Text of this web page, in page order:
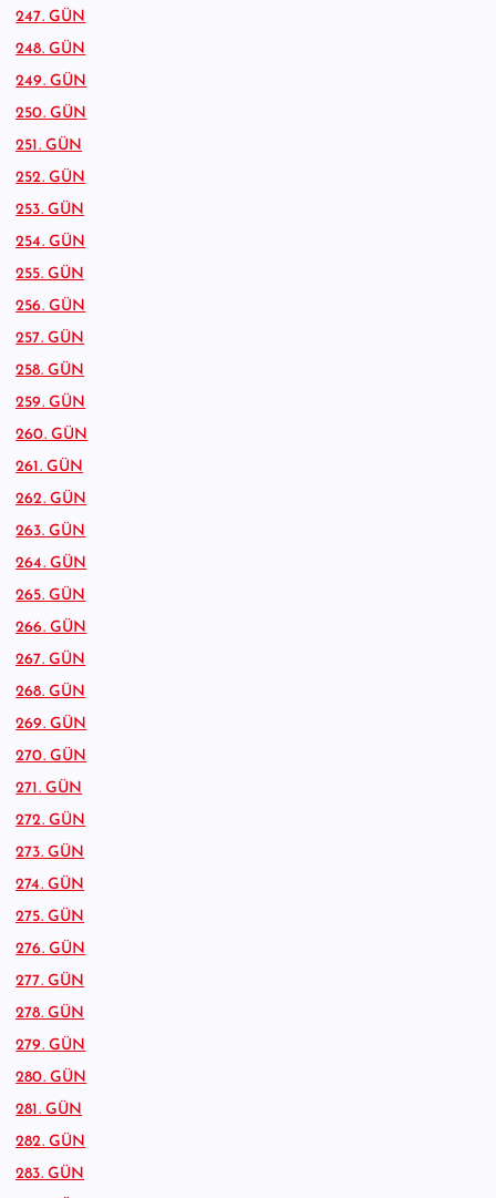
247. GÜN
248. GÜN
249. GÜN
250. GÜN
251. GÜN
252. GÜN
253. GÜN
254. GÜN
255. GÜN
256. GÜN
257. GÜN
258. GÜN
259. GÜN
260. GÜN
261. GÜN
262. GÜN
263. GÜN
264. GÜN
265. GÜN
266. GÜN
267. GÜN
268. GÜN
269. GÜN
270. GÜN
271. GÜN
272. GÜN
273. GÜN
274. GÜN
275. GÜN
276. GÜN
277. GÜN
278. GÜN
279. GÜN
280. GÜN
281. GÜN
282. GÜN
283. GÜN